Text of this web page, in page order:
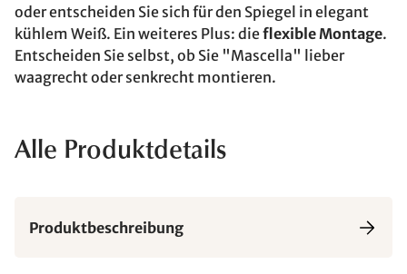
oder entscheiden Sie sich für den Spiegel in elegant
kühlem Weiß. Ein weiteres Plus: dieflexible Montage.
Entscheiden Sie selbst, ob Sie "Mascella" lieber
waagrecht oder senkrecht montieren.
Alle Produktdetails
Produktbeschreibung